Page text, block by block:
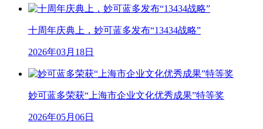
十周年庆典上，妙可蓝多发布“13434战略”
2026年03月18日
妙可蓝多荣获“上海市企业文化优秀成果”特等奖
2026年05月06日